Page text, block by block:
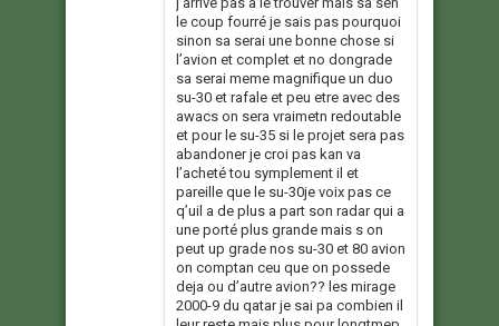
le coup fourré je sais pas pourquoi
sinon sa serai une bonne chose si
l’avion et complet et no dongrade
sa serai meme magnifique un duo
su-30 et rafale et peu etre avec des
awacs on sera vraimetn redoutable
et pour le su-35 si le projet sera pas
abandoner je croi pas kan va
l’acheté tou symplement il et
pareille que le su-30je voix pas ce
q’uil a de plus a part son radar qui a
une porté plus grande mais s on
peut up grade nos su-30 et 80 avion
on comptan ceu que on possede
deja ou d’autre avion?? les mirage
2000-9 du qatar je sai pa combien il